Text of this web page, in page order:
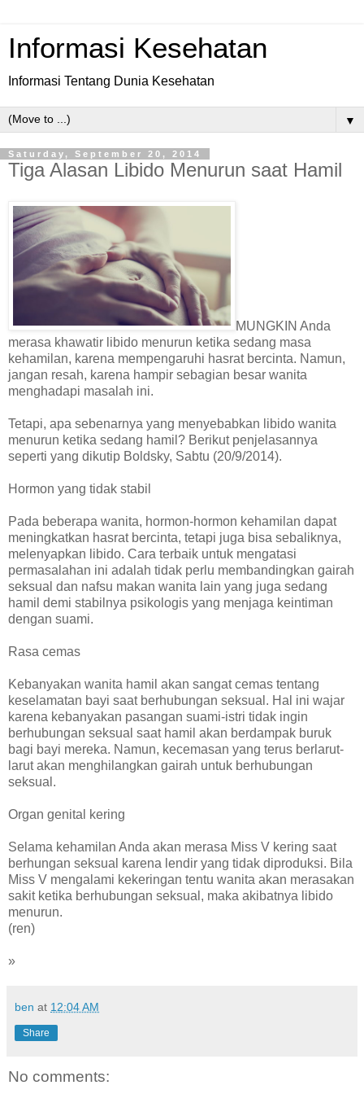
Informasi Kesehatan
Informasi Tentang Dunia Kesehatan
▼
Saturday, September 20, 2014
Tiga Alasan Libido Menurun saat Hamil
MUNGKIN Anda
merasa khawatir libido menurun ketika sedang masa
kehamilan, karena mempengaruhi hasrat bercinta. Namun,
jangan resah, karena hampir sebagian besar wanita
menghadapi masalah ini.
Tetapi, apa sebenarnya yang menyebabkan libido wanita
menurun ketika sedang hamil? Berikut penjelasannya
seperti yang dikutip Boldsky, Sabtu (20/9/2014).
Hormon yang tidak stabil
Pada beberapa wanita, hormon-hormon kehamilan dapat
meningkatkan hasrat bercinta, tetapi juga bisa sebaliknya,
melenyapkan libido. Cara terbaik untuk mengatasi
permasalahan ini adalah tidak perlu membandingkan gairah
seksual dan nafsu makan wanita lain yang juga sedang
hamil demi stabilnya psikologis yang menjaga keintiman
dengan suami.
Rasa cemas
Kebanyakan wanita hamil akan sangat cemas tentang
keselamatan bayi saat berhubungan seksual. Hal ini wajar
karena kebanyakan pasangan suami-istri tidak ingin
berhubungan seksual saat hamil akan berdampak buruk
bagi bayi mereka. Namun, kecemasan yang terus berlarut-
larut akan menghilangkan gairah untuk berhubungan
seksual.
Organ genital kering
Selama kehamilan Anda akan merasa Miss V kering saat
berhungan seksual karena lendir yang tidak diproduksi. Bila
Miss V mengalami kekeringan tentu wanita akan merasakan
sakit ketika berhubungan seksual, maka akibatnya libido
menurun.
(ren)
»
ben at 12:04 AM
Share
No comments: